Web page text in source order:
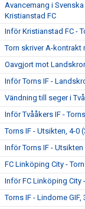
Avancemang i
Kristianstad FC
Inför Kristianstad FC -
Torn skriver A-
Oavgjort mot
Inför Torns IF -
Vändning till seger i
Inför Tvååkers IF -
Torns IF - Utsikten, 4-0
Inför Torns IF - Utsikten
FC Linköping City -
Inför FC Linköping City
Torns IF - Lindome GIF,